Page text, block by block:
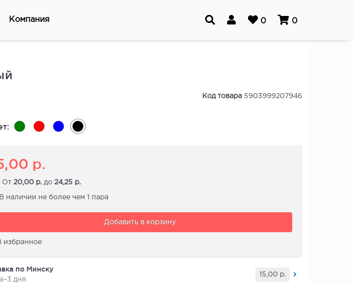
0 0
Компания
Код товара 5903999207946
р.
От 20,00 р.до 24,25 р.
В наличии не более чем 1 пара
Добавить в корзину
избранное
по Минску
дня
15,00 р.